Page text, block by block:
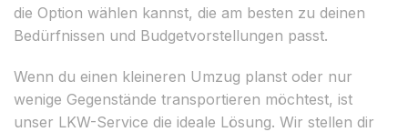
die Option wählen kannst, die am besten zu deinen
Bedürfnissen und Budgetvorstellungen passt.
Wenn du einen kleineren Umzug planst oder nur
wenige Gegenstände transportieren möchtest, ist
unser LKW-Service die ideale Lösung. Wir stellen dir